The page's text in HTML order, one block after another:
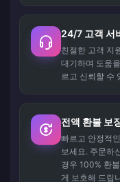
24/7 고객 서
친절한 고객 지
대기하며 도움
르고 신뢰할 수
전액 환불 보
빠르고 안정적
보세요. 주문하
경우 100% 환
게 보호해 드립